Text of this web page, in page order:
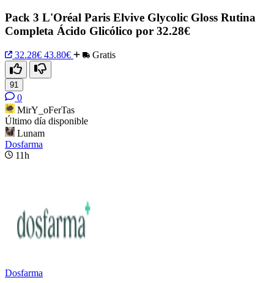
Pack 3 L'Oréal Paris Elvive Glycolic Gloss Rutina
Completa Ácido Glicólico por 32.28€
32.28€ 43.80€ Gratis
91
0
MirY_oFerTas
Último día disponible
Lunam
Dosfarma
11h
Dosfarma